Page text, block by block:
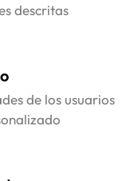
descritas
de los usuarios